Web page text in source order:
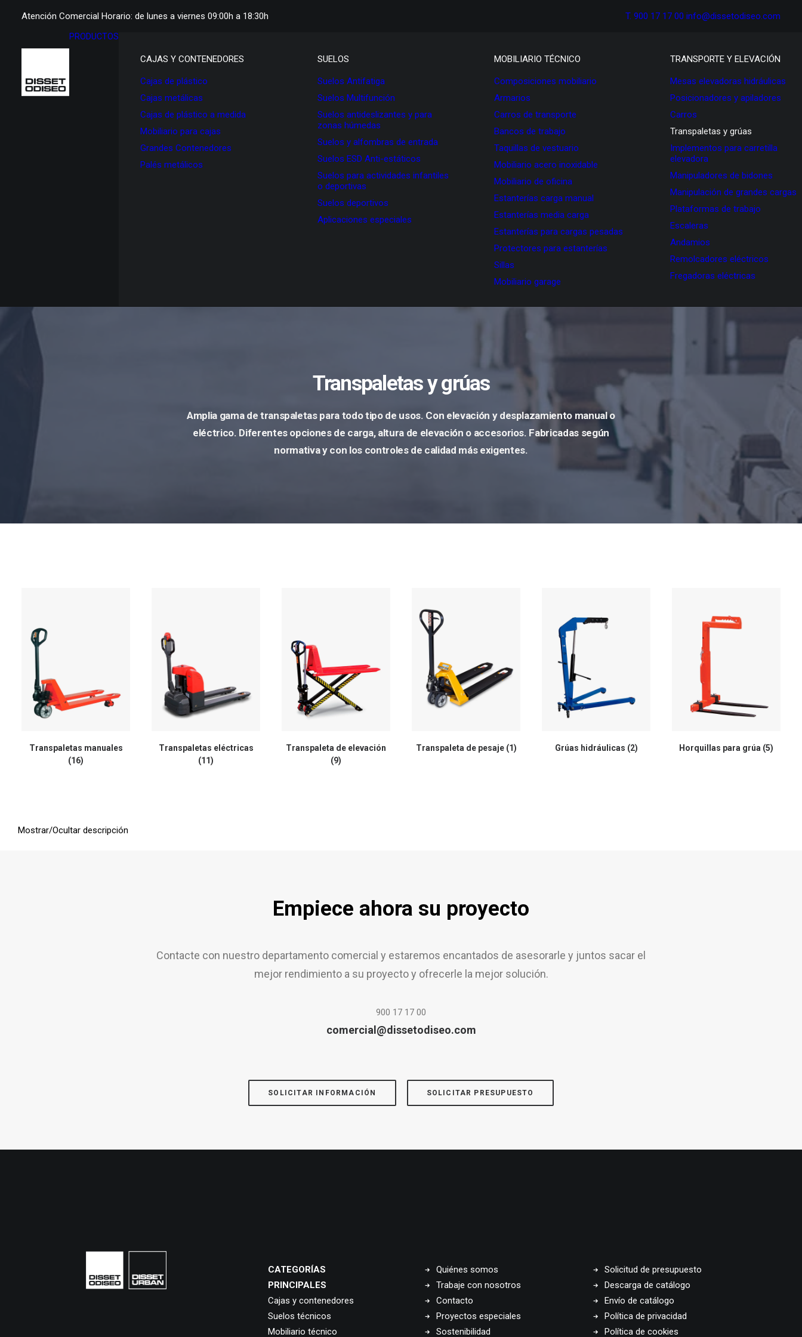
Atención Comercial Horario: de lunes a viernes 09:00h a 18:30h T. 900 17 17 00 info@dissetodiseo.com
PRODUCTOS
CAJAS Y CONTENEDORES
Cajas de plástico
Cajas metálicas
Cajas de plástico a medida
Mobiliario para cajas
Grandes Contenedores
Palés metálicos
SUELOS
Suelos Antifatiga
Suelos Multifunción
Suelos antideslizantes y para
zonas húmedas
Suelos y alfombras de entrada
Suelos ESD Anti-estáticos
Suelos para actividades infantiles
o deportivas
Suelos deportivos
Aplicaciones especiales
MOBILIARIO TÉCNICO
Composiciones mobiliario
Armarios
Carros de transporte
Bancos de trabajo
Taquillas de vestuario
Mobiliario acero inoxidable
Mobiliario de oficina
Estanterías carga manual
Estanterías media carga
Estanterías para cargas pesadas
Protectores para estanterías
Sillas
Mobiliario garage
TRANSPORTE Y ELEVACIÓN
Mesas elevadoras hidráulicas
Posicionadores y apiladores
Carros
Transpaletas y grúas
Implementos para carretilla
elevadora
Manipuladores de bidones
Manipulación de grandes cargas
Plataformas de trabajo
Escaleras
Andamios
Remolcadores eléctricos
Fregadoras eléctricas
Transpaletas y grúas
Amplia gama de transpaletas para todo tipo de usos. Con elevación y desplazamiento manual o
eléctrico. Diferentes opciones de carga, altura de elevación o accesorios. Fabricadas según
normativa y con los controles de calidad más exigentes.
Transpaletas manuales
(16)
Transpaletas eléctricas
(11)
Transpaleta de elevación
(9)
Transpaleta de pesaje (1) Grúas hidráulicas (2) Horquillas para grúa (5)
Mostrar/Ocultar descripción
Empiece ahora su proyecto
Contacte con nuestro departamento comercial y estaremos encantados de asesorarle y juntos sacar el
mejor rendimiento a su proyecto y ofrecerle la mejor solución.
900 17 17 00
comercial@dissetodiseo.com
SOLICITAR INFORMACIÓN SOLICITAR PRESUPUESTO
CATEGORÍAS
PRINCIPALES
Cajas y contenedores
Suelos técnicos
Mobiliario técnico
Quiénes somos
Trabaje con nosotros
Contacto
Proyectos especiales
Sostenibilidad
Solicitud de presupuesto
Descarga de catálogo
Envío de catálogo
Política de privacidad
Política de cookies